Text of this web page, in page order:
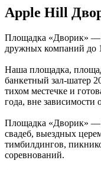
Apple Hill
Площадка «Дворик» —
дружных компаний до
Наша площадка,
банкетный зал-шатер
тихом местечке и
года, вне зависимости
Площадка «Дворик» —
свадеб, выездных
тимбилдингов,
соревнований.